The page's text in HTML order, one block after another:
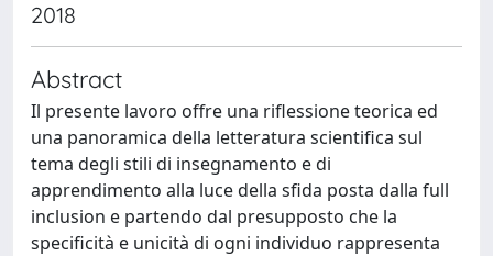
2018
Abstract
Il presente lavoro offre una riflessione teorica ed
una panoramica della letteratura scientifica sul
tema degli stili di insegnamento e di
apprendimento alla luce della sfida posta dalla full
inclusion e partendo dal presupposto che la
specificità e unicità di ogni individuo rappresenta